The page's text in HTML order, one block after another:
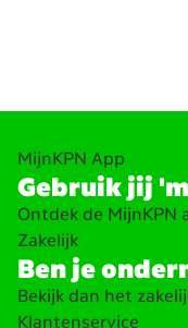
Zakelijk
Ben je
Bekijk dan het
Klantenservice
MijnKPN App
Gebruik jij
Ontdek de MijnKPN